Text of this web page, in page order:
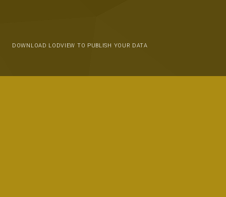
DOWNLOAD LODVIEW TO PUBLISH YOUR DATA